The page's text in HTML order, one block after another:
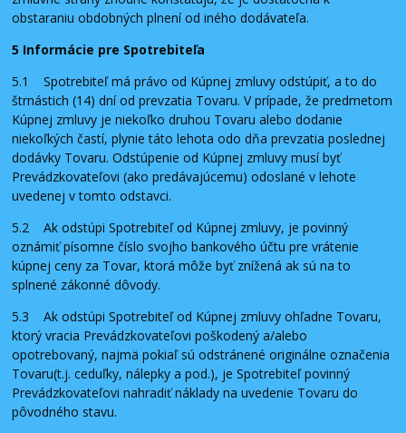
obstaraniu obdobných plnení od iného dodávateľa.
5 Informácie pre Spotrebiteľa
5.1 Spotrebiteľ má právo od Kúpnej zmluvy odstúpiť, a to do
štrnástich (14) dní od prevzatia Tovaru. V prípade, že predmetom
Kúpnej zmluvy je niekoľko druhou Tovaru alebo dodanie
niekoľkých častí, plynie táto lehota odo dňa prevzatia poslednej
dodávky Tovaru. Odstúpenie od Kúpnej zmluvy musí byť
Prevádzkovateľovi (ako predávajúcemu) odoslané v lehote
uvedenej v tomto odstavci.
5.2 Ak odstúpi Spotrebiteľ od Kúpnej zmluvy, je povinný
oznámiť písomne číslo svojho bankového účtu pre vrátenie
kúpnej ceny za Tovar, ktorá môže byť znížená ak sú na to
splnené zákonné dôvody.
5.3 Ak odstúpi Spotrebiteľ od Kúpnej zmluvy ohľadne Tovaru,
ktorý vracia Prevádzkovateľovi poškodený a/alebo
opotrebovaný, najmä pokiaľ sú odstránené originálne označenia
Tovaru(t.j. ceduľky, nálepky a pod.), je Spotrebiteľ povinný
Prevádzkovateľovi nahradiť náklady na uvedenie Tovaru do
pôvodného stavu.